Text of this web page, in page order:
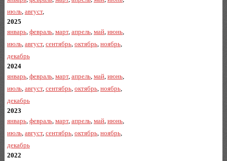
июль, август,
2025
январь, февраль, март, апрель, май, июнь,
июль, август, сентябрь, октябрь, ноябрь,
декабрь
2024
январь, февраль, март, апрель, май, июнь,
июль, август, сентябрь, октябрь, ноябрь,
декабрь
2023
январь, февраль, март, апрель, май, июнь,
июль, август, сентябрь, октябрь, ноябрь,
декабрь
2022